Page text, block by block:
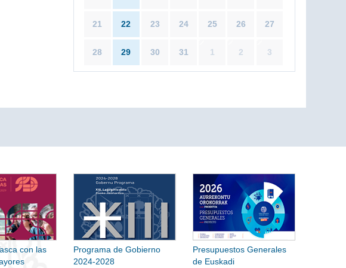
21 22 23 24 25 26 27
28 29 30 31 1 2 3
con las
Programa de Gobierno
2024-2028
Presupuestos Generales
de Euskadi